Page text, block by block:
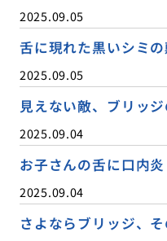
2025.09.05
舌に現れた黒いシミ
2025.09.05
見えない敵、ブリッ
2025.09.04
お子さんの舌に口内
2025.09.04
さよならブリッジ、